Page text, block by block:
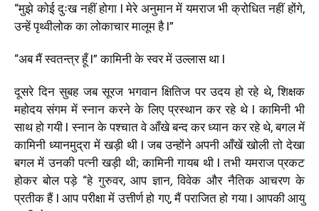
“मुझे कोई दुःख नहीं होगा l मेरे अनुमान में यमराज भी क्रोधित नहीं होंगे,
उन्हें पृथ्वीलोक का लोकाचार मालूम है l”
“अब मैं स्वतन्त्र हूँ l” कामिनी के स्वर में उल्लास था l
दूसरे दिन सुबह जब सूरज भगवान क्षितिज पर उदय हो रहे थे, शिक्षक
महोदय संगम में स्नान करने के लिए प्रस्थान कर रहे थे l कामिनी भी
साथ हो गयी l स्नान के पश्चात वे आँखे बन्द कर ध्यान कर रहे थे, बगल में
कामिनी ध्यानमुद्रा में खड़ी थी l जब उन्होंने अपनी आँखें खोली तो देखा
बगल में उनकी पत्नी खड़ी थी; कामिनी गायब थी l तभी यमराज प्रकट
होकर बोल पड़े “हे गुरुवर, आप ज्ञान,विवेक और नैतिक आचरण के
प्रतीक हैं l आप परीक्षा में उत्तीर्ण हो गए, मैं पराजित हो गया l आपकी आयु